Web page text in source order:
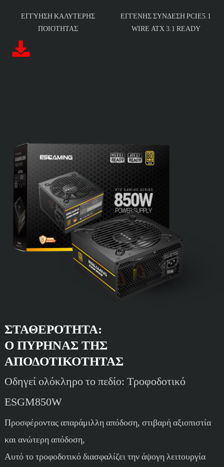
ΕΓΓΎΗΣΗ ΚΑΛΎΤΕΡΗΣ
ΠΟΙΌΤΗΤΑΣ
ΕΓΓΕΝΉΣ ΣΎΝΔΕΣΗ PCIE5.1
WIRE ATX 3.1 READY
ΣΤΑΘΕΡΌΤΗΤΑ:
Ο ΠΥΡΉΝΑΣ ΤΗΣ
ΑΠΟΔΟΤΙΚΌΤΗΤΑΣ
Οδηγεί ολόκληρο το πεδίο: Τροφοδοτικό
ESGM850W
Προσφέροντας απαράμιλλη απόδοση, στιβαρή αξιοπιστία
και ανώτερη απόδοση,
Αυτό το τροφοδοτικό διασφαλίζει την άψογη λειτουργία